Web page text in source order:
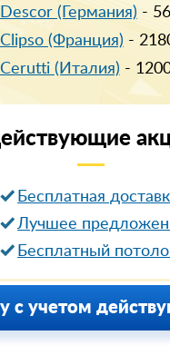
Descor (Германия) -
Clipso (Франция) -
Cerutti (Италия) -
Бесплатная
Лучшее
Бесплатный
с учетом